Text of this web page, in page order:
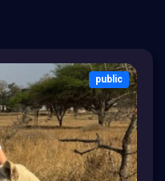
public